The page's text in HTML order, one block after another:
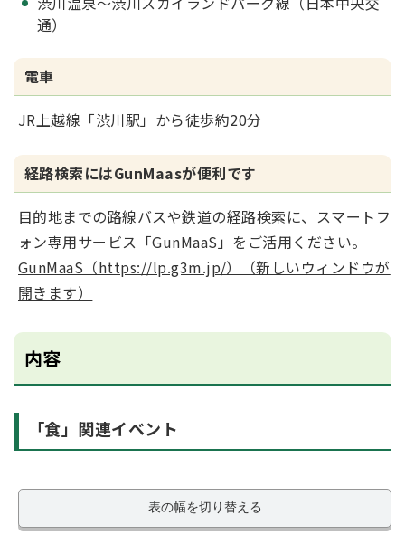
通）
電車
JR上越線「渋川駅」から徒歩約20分
経路検索にはGunMaasが便利です
目的地までの路線バスや鉄道の経路検索に、スマートフ
ォン専用サービス「GunMaaS」をご活用ください。
GunMaaS（https://lp.g3m.jp/）（新しいウィンドウが
開きます）
内容
「食」関連イベント
表の幅を切り替える